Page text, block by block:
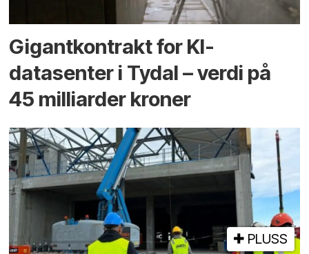
Gigantkontrakt for KI-
datasenter i Tydal – verdi på
45 milliarder kroner
PLUSS